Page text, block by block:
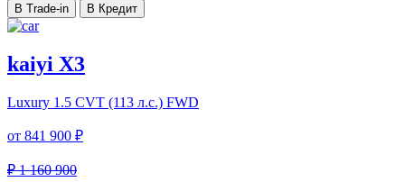
В Trade-in В Кредит
kaiyi X3
Luxury 1.5 CVT (113 л.с.) FWD
от 841 900 ₽
₽ 1 160 900